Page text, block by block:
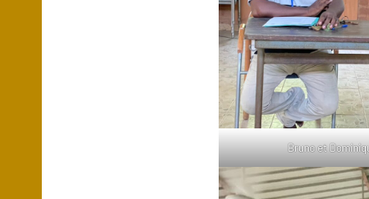
Bruno et